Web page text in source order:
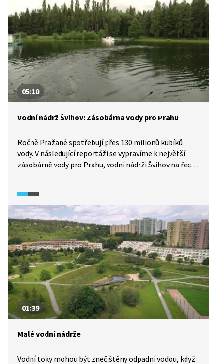
05:10
Vodní nádrž Švihov: Zásobárna vody pro Prahu
Ročně Pražané spotřebují přes 130 milionů kubíků
vody. V následující reportáži se vypravíme k největší
zásobárně vody pro Prahu, vodní nádrži Švihov na řece
pitná voda upravuje.
01:39
Malé vodní nádrže
Vodní toky mohou být znečištěny odpadní vodou, když